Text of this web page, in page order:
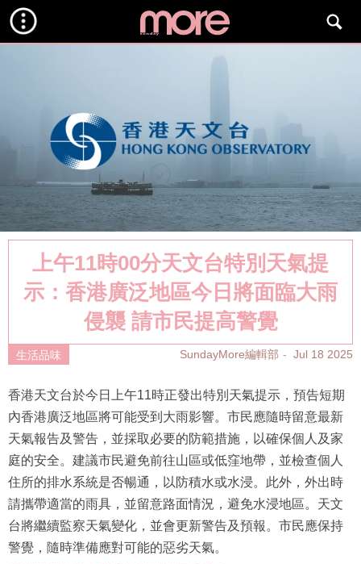
上午11時00分天文台特別天氣提
示：香港廣泛地區今日將面臨大雨
侵襲 請市民提高警覺
生活品味 SundayMore編輯部 Jul 18 2025
香港天文台於今日上午11時正發出特別天氣提示，預告短期
內香港廣泛地區將可能受到大雨影響。市民應隨時留意最新
天氣報告及警告，並採取必要的防範措施，以確保個人及家
庭的安全。建議市民避免前往山區或低窪地帶，並檢查個人
住所的排水系統是否暢通，以防積水或水浸。此外，外出時
請攜帶適當的雨具，並留意路面情況，避免水浸地區。天文
台將繼續監察天氣變化，並會更新警告及預報。市民應保持
警覺，隨時準備應對可能的惡劣天氣。